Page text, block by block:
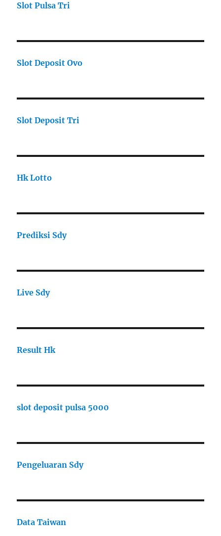
Slot Pulsa Tri
Slot Deposit Ovo
Slot Deposit Tri
Hk Lotto
Prediksi Sdy
Live Sdy
Result Hk
slot deposit pulsa 5000
Pengeluaran Sdy
Data Taiwan